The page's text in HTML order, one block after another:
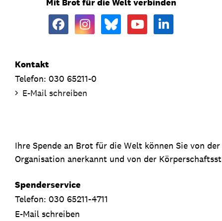
Kontakt
Telefon: 030 65211-0
E-Mail schreiben
Ihre Spende an Brot für die Welt können Sie von
Organisation anerkannt und von der
Spenderservice
Telefon: 030 65211-4711
E-Mail schreiben